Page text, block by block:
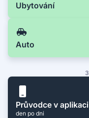
Ubytování
Auto
Průvodce v aplikaci
den po dni